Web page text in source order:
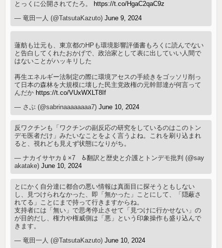
とっくに公開されてたろ。 https://t.co/HgaC2qaC9z
— 竜田一人 (@TatsutaKazuto)June 9, 2024
蓮舫も辻元も、東京都のHPも環境影響評価書もろくに読んでない
と告白してくれたおかげで、政治家として表に出していい人間で
はないことがハッキリした
再生エネルギー法制定の際に環境アセスの手続きをゴッソリ削っ
て日本の森林を大規模に壊した民主党政権の元幹部達が何言って
んだか https://t.co/VUxWXLT8If
— さぶ (@sabrinaaaaaaaa7)June 10, 2024
反ワクチンも「ワクチンの副反応の研究をしているのはこのトン
デモ医者だけ」みたいなことをよく言うよね。これを刷り込まれ
ると、視れども見えず状態になりがち。
— ナカイサヤカ💉×7 ♿翻訳と歴史と介護とトンデモ批判 (@say
akatake)June 10, 2024
とにかく自分達に都合の悪い情報は真面目に探そうともしない
し、見つけられなかった、即「無かった」ことにして、「隠蔽さ
れてる」ことにまで持って行きますからね。
支持者には「無い」で思考停止させて「見つけに行かせない」の
が目的だし、権力や権威側は「悪」という印象操作も盛り込んで
きます。
— 竜田一人 (@TatsutaKazuto)June 10, 2024